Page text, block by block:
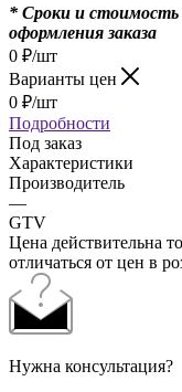
* Сроки и стоимость
оформления заказа
0 ₽/шт
Варианты цен
0 ₽/шт
Подробности
Под заказ
Характеристики
Производитель
—
GTV
Цена действительна
отличаться от цен в
Нужна консультация?